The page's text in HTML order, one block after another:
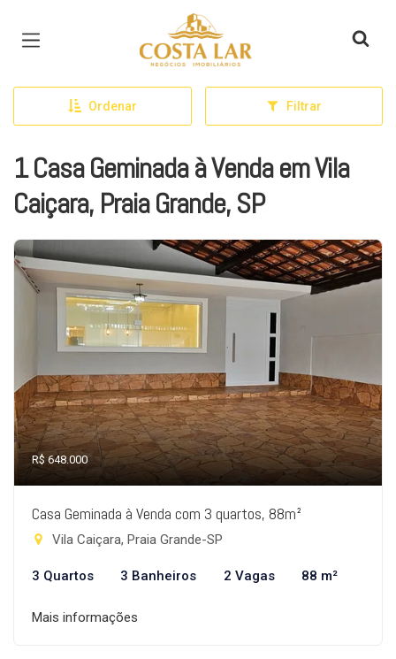
Página inicial
Ordenar Filtrar
1 Casa Geminada à Venda em Vila
Caiçara, Praia Grande, SP
R$ 648.000
Casa Geminada à Venda com 3 quartos, 88m²
Vila Caiçara, Praia Grande-SP
3 Quartos 3 Banheiros 2 Vagas 88 m²
Mais informações